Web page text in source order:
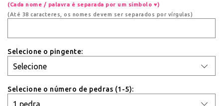
(Cada nome / palavra é separada por um símbolo ♥)
(Até 38 caracteres, os nomes devem ser separados por vírgulas)
Selecione o pingente:
Selecione o número de pedras (1-5):